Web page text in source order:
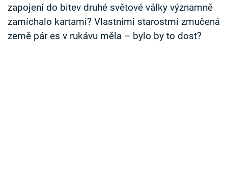
zapojení do bitev druhé světové války významně
zamíchalo kartami? Vlastními starostmi zmučená
země pár es v rukávu měla – bylo by to dost?